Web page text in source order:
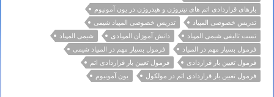
بارهای قراردادی اتم های نیتروژن و هیدروژن در یون آمونیوم
تدریس خصوصی المپیاد
تدریس خصوصی المپیاد شیمی
تست تالیفی شیمی المپیاد
دانش آموزان المپیادی
شیمی المپیاد
فرمول بسیار مهم در المپیاد
فرمول بسیار مهم در المپیاد شیمی
فرمول تعیین بار قراردادی
فرمول تعیین بار قراردادی اتم
فرمول تعیین بار قراردادی اتم در مولکول
یون آمونیوم